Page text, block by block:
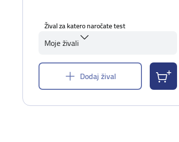
Žival za katero naročate test
Moje živali
Dodaj žival